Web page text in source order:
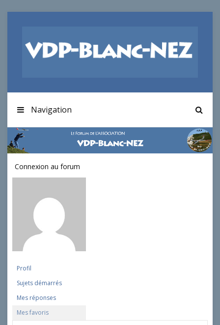
Navigation
Connexion au forum
Profil
Sujets démarrés
Mes réponses
Mes favoris